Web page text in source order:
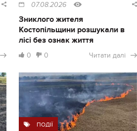
07.08.2026
Зниклого жителя
Костопільщини розшукали в
лісі без ознак життя
0 0 Читати далі
ПОДІЇ